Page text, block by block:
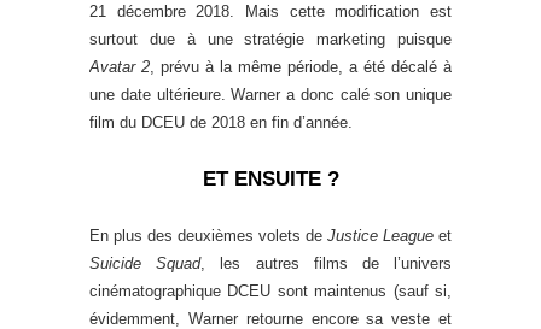
21 décembre 2018. Mais cette modification est
surtout due à une stratégie marketing puisque
Avatar 2 , prévu à la même période, a été décalé à
une date ultérieure. Warner a donc calé son unique
film du DCEU de 2018 en fin d’année.
ET ENSUITE ?
En plus des deuxièmes volets de Justice League et
Suicide Squad, les autres films de l’univers
cinématographique DCEU sont maintenus (sauf si,
évidemment, Warner retourne encore sa veste et